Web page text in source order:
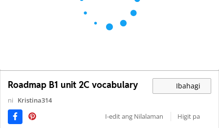
Roadmap B1 unit 2C vocabulary Ibahagi
ni
Kristina314
I-edit ang Nilalaman
Higit pa